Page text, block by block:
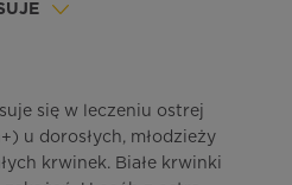
się w leczeniu ostrej
u dorosłych, młodzieży
krwinek. Białe krwinki